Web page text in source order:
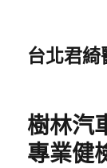
台北君
樹林汽
專業健